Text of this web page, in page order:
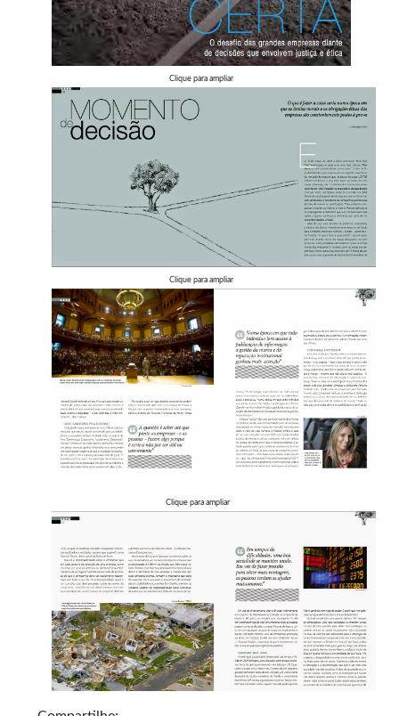
Clique para ampliar
Clique para ampliar
Clique para ampliar